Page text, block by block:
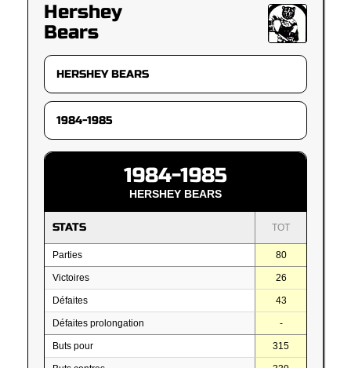
Hershey
Bears
1984-1985
HERSHEY BEARS
STATS TOT
Parties 80
Victoires 26
Défaites 43
Défaites prolongation -
Buts pour 315